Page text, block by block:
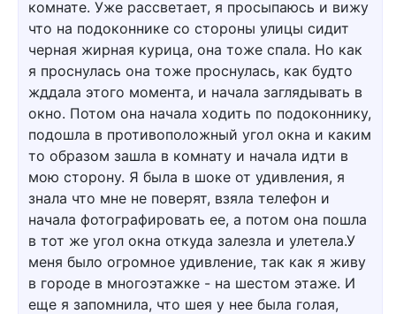
комнате. Уже рассветает, я просыпаюсь и вижу
что на подоконнике со стороны улицы сидит
черная жирная курица, она тоже спала. Но как
я проснулась она тоже проснулась, как будто
жддала этого момента, и начала заглядывать в
окно. Потом она начала ходить по подоконнику,
подошла в противоположный угол окна и каким
то образом зашла в комнату и начала идти в
мою сторону. Я была в шоке от удивления, я
знала что мне не поверят, взяла телефон и
начала фотографировать ее, а потом она пошла
в тот же угол окна откуда залезла и улетела.У
меня было огромное удивление, так как я живу
в городе в многоэтажке - на шестом этаже. И
еще я запомнила, что шея у нее была голая,